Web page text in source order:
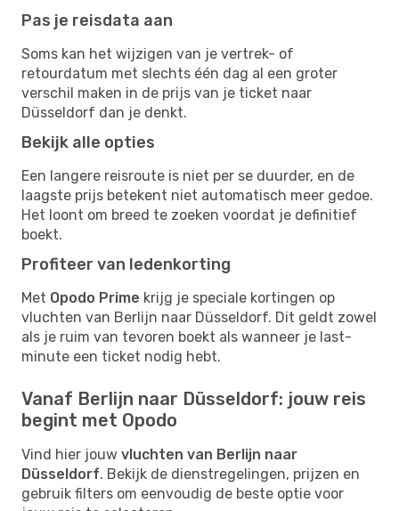
Pas je reisdata aan
Soms kan het wijzigen van je vertrek- of
retourdatum met slechts één dag al een groter
verschil maken in de prijs van je ticket naar
Düsseldorf dan je denkt.
Bekijk alle opties
Een langere reisroute is niet per se duurder, en de
laagste prijs betekent niet automatisch meer gedoe.
Het loont om breed te zoeken voordat je definitief
boekt.
Profiteer van ledenkorting
Met Opodo Prime krijg je speciale kortingen op
vluchten van Berlijn naar Düsseldorf. Dit geldt zowel
als je ruim van tevoren boekt als wanneer je last-
minute een ticket nodig hebt.
Vanaf Berlijn naar Düsseldorf: jouw reis
begint met Opodo
Vind hier jouw vluchten van Berlijn naar
Düsseldorf. Bekijk de dienstregelingen, prijzen en
gebruik filters om eenvoudig de beste optie voor